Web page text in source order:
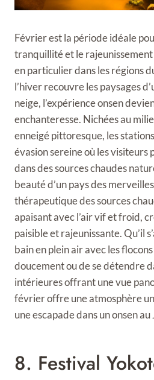
Février est la période idéale
tranquillité et le rajeunissement
en particulier dans les régions
l’hiver recouvre les paysages
neige, l’expérience onsen
enchanteresse. Nichées au
enneigé pittoresque, les
évasion sereine où les visiteurs
dans des sources chaudes
beauté d’un pays des
thérapeutique des sources
apaisant avec l’air vif et froid,
paisible et rajeunissante. Qu’il
bain en plein air avec les
doucement ou de se détendre
intérieures offrant une vue
février offre une atmosphère
une escapade dans un onsen au
8. Festival